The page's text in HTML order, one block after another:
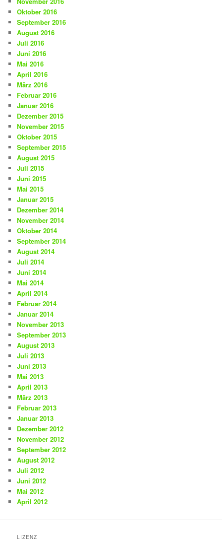
Oktober 2016
September 2016
August 2016
Juli 2016
Juni 2016
Mai 2016
April 2016
März 2016
Februar 2016
Januar 2016
Dezember 2015
November 2015
Oktober 2015
September 2015
August 2015
Juli 2015
Juni 2015
Mai 2015
Januar 2015
Dezember 2014
November 2014
Oktober 2014
September 2014
August 2014
Juli 2014
Juni 2014
Mai 2014
April 2014
Februar 2014
Januar 2014
November 2013
September 2013
August 2013
Juli 2013
Juni 2013
Mai 2013
April 2013
März 2013
Februar 2013
Januar 2013
Dezember 2012
November 2012
September 2012
August 2012
Juli 2012
Juni 2012
Mai 2012
April 2012
LIZENZ